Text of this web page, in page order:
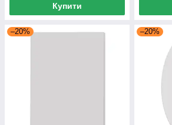
Купити
–20% –20%